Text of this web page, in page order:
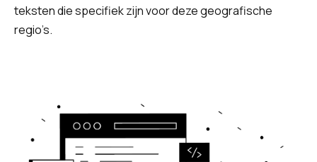
teksten die specifiek zijn voor deze geografische
regio’s.